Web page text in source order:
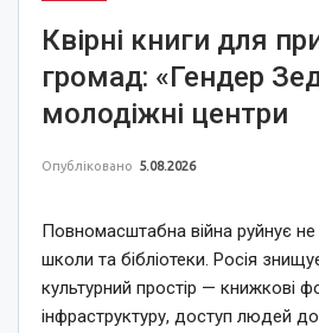
Квірні книги для
громад: «Гендер
молодіжні центри
Опубліковано 5.08.2026
Повномасштабна війна руйнує
школи та бібліотеки. Росія
культурний простір — книжкові
інфраструктуру, доступ людей до